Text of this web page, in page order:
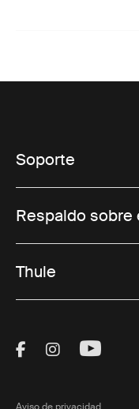
Soporte
Respaldo sobre
Thule
Visit Thule on
Visit Thule
Visit